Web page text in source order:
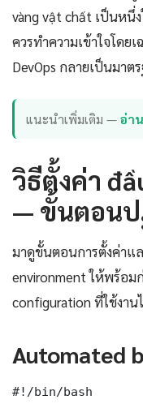
vàng vật chất เป็นห
ควรทำความเข้าใจโดย
DevOps กลายเป็นมา
แนะนำเพิ่มเติม —อ่า
วิธีตั้งค่า
— ขั้นตอนป
มาดูขั้นตอนการตั้งค่าแล
environment ให้พร้อม
configuration ที่ใช้งา
Automated
#!/bin/bash